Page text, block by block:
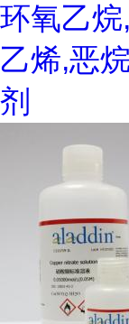
环氧乙
乙烯,恶
剂